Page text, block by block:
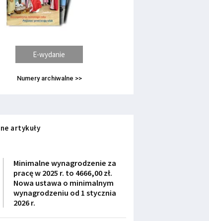
E-wydanie
Numery archiwalne >>
artykuły
Minimalne wynagrodzenie za
pracę w 2025 r. to 4666,00 zł.
Nowa ustawa o minimalnym
wynagrodzeniu od 1 stycznia
2026 r.